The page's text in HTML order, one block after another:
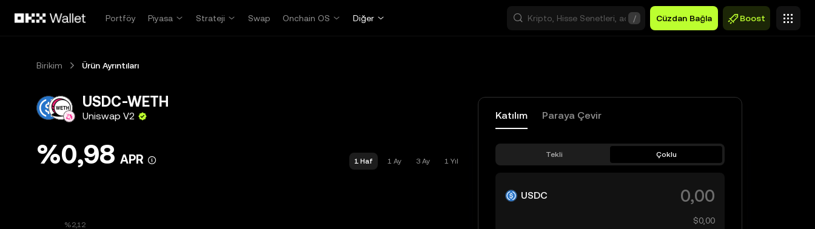
Portföy
Piyasa Strateji Swap Onchain OS Diğer / Cüzdan Bağla Boost
Birikim Ürün Ayrıntıları
USDC-WETH
Uniswap V2
%0,98 APR 1 Haf 1 Ay 3 Ay 1 Yıl
Katılım Paraya Çevir
Tekli Çoklu
USDC
$0,00